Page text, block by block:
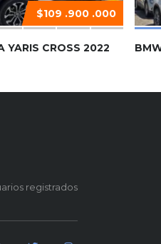
$109 .900 .000
YARIS CROSS 2022
registrados